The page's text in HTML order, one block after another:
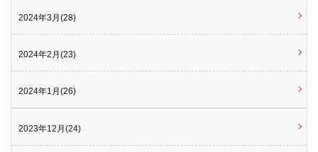
2024年3月(28)
2024年2月(23)
2024年1月(26)
2023年12月(24)